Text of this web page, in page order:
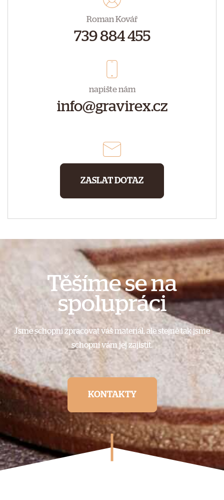
Roman Kovář
739 884 455
napište nám
info@gravirex.cz
ZASLAT DOTAZ
Těšíme se na
spolupráci
Jsme schopni zpracovat váš materiál, ale stejně tak jsme
schopni vám jej zajistit.
KONTAKTY